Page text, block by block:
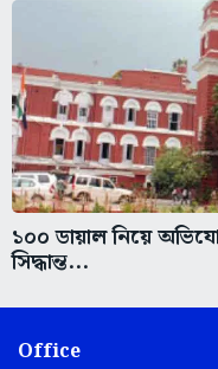
১০০ ডায়াল নিয়ে
সিদ্ধান্ত...
Office